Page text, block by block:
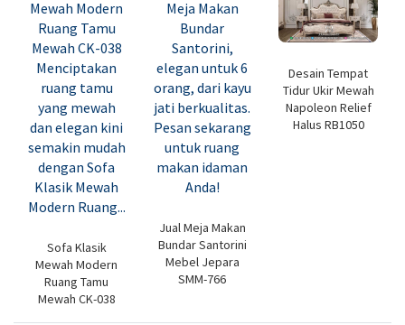
Sofa Klasik
Mewah Modern
Ruang Tamu
Mewah CK-038
Jual Meja Makan
Bundar Santorini
Mebel Jepara
SMM-766
Desain Tempat
Tidur Ukir Mewah
Napoleon Relief
Halus RB1050